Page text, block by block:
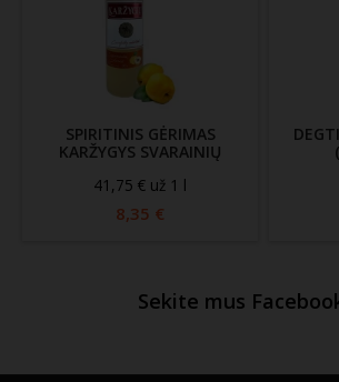
SPIRITINIS GĖRIMAS
KARŽYGYS SVARAINIŲ
41,75 € už 1 l
8,35 €
Sekite mus